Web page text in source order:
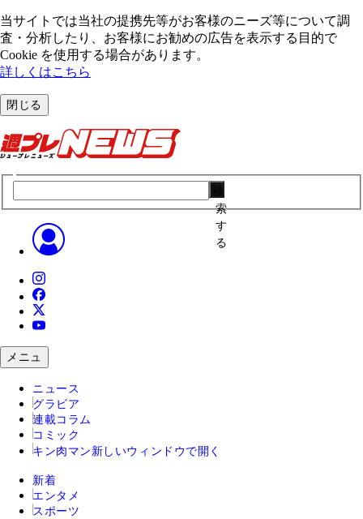
当サイトでは当社の提携先等がお客様のニーズ等について調
査・分析したり、お客様にお勧めの広告を表⽰する⽬的で
Cookie を使⽤する場合があります。
詳しくはこちら
閉じる
索
す
る
メニュ
ニュース
グラビア
連載コラム
コミック
キン肉マン 新しいウィンドウで開く
新着
エンタメ
スポーツ